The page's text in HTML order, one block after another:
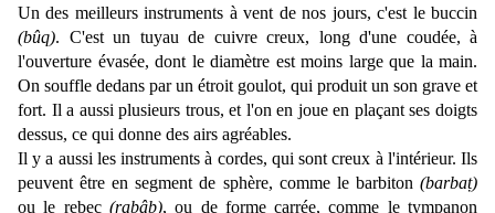
Un des meilleurs instruments à vent de nos jours, c'est le buccin
(bûq). C'est un tuyau de cuivre creux, long d'une coudée, à
l'ouverture évasée, dont le diamètre est moins large que la main.
On souffle dedans par un étroit goulot, qui produit un son grave et
fort. Il a aussi plusieurs trous, et l'on en joue en plaçant ses doigts
dessus, ce qui donne des airs agréables.
Il y a aussi les instruments à cordes, qui sont creux à l'intérieur. Ils
peuvent être en segment de sphère, comme le barbiton (barbaṭ)
ou le rebec (rabâb), ou de forme carrée, comme le tympanon